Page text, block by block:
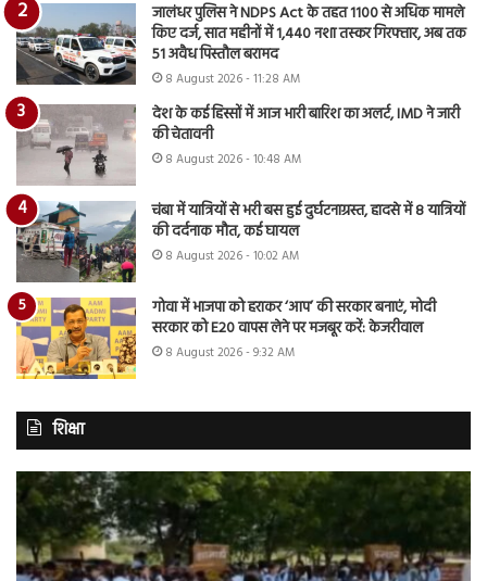
जालंधर पुलिस ने NDPS Act के तहत 1100 से अधिक मामले
किए दर्ज, सात महीनों में 1,440 नशा तस्कर गिरफ्तार, अब तक
51 अवैध पिस्तौल बरामद
8 August 2026 - 11:28 AM
देश के कई हिस्सों में आज भारी बारिश का अलर्ट, IMD ने जारी
की चेतावनी
8 August 2026 - 10:48 AM
चंबा में यात्रियों से भरी बस हुई दुर्घटनाग्रस्त, हादसे में 8 यात्रियों
की दर्दनाक मौत, कई घायल
8 August 2026 - 10:02 AM
गोवा में भाजपा को हराकर ‘आप’ की सरकार बनाएं, मोदी
सरकार को E20 वापस लेने पर मजबूर करें: केजरीवाल
8 August 2026 - 9:32 AM
शिक्षा